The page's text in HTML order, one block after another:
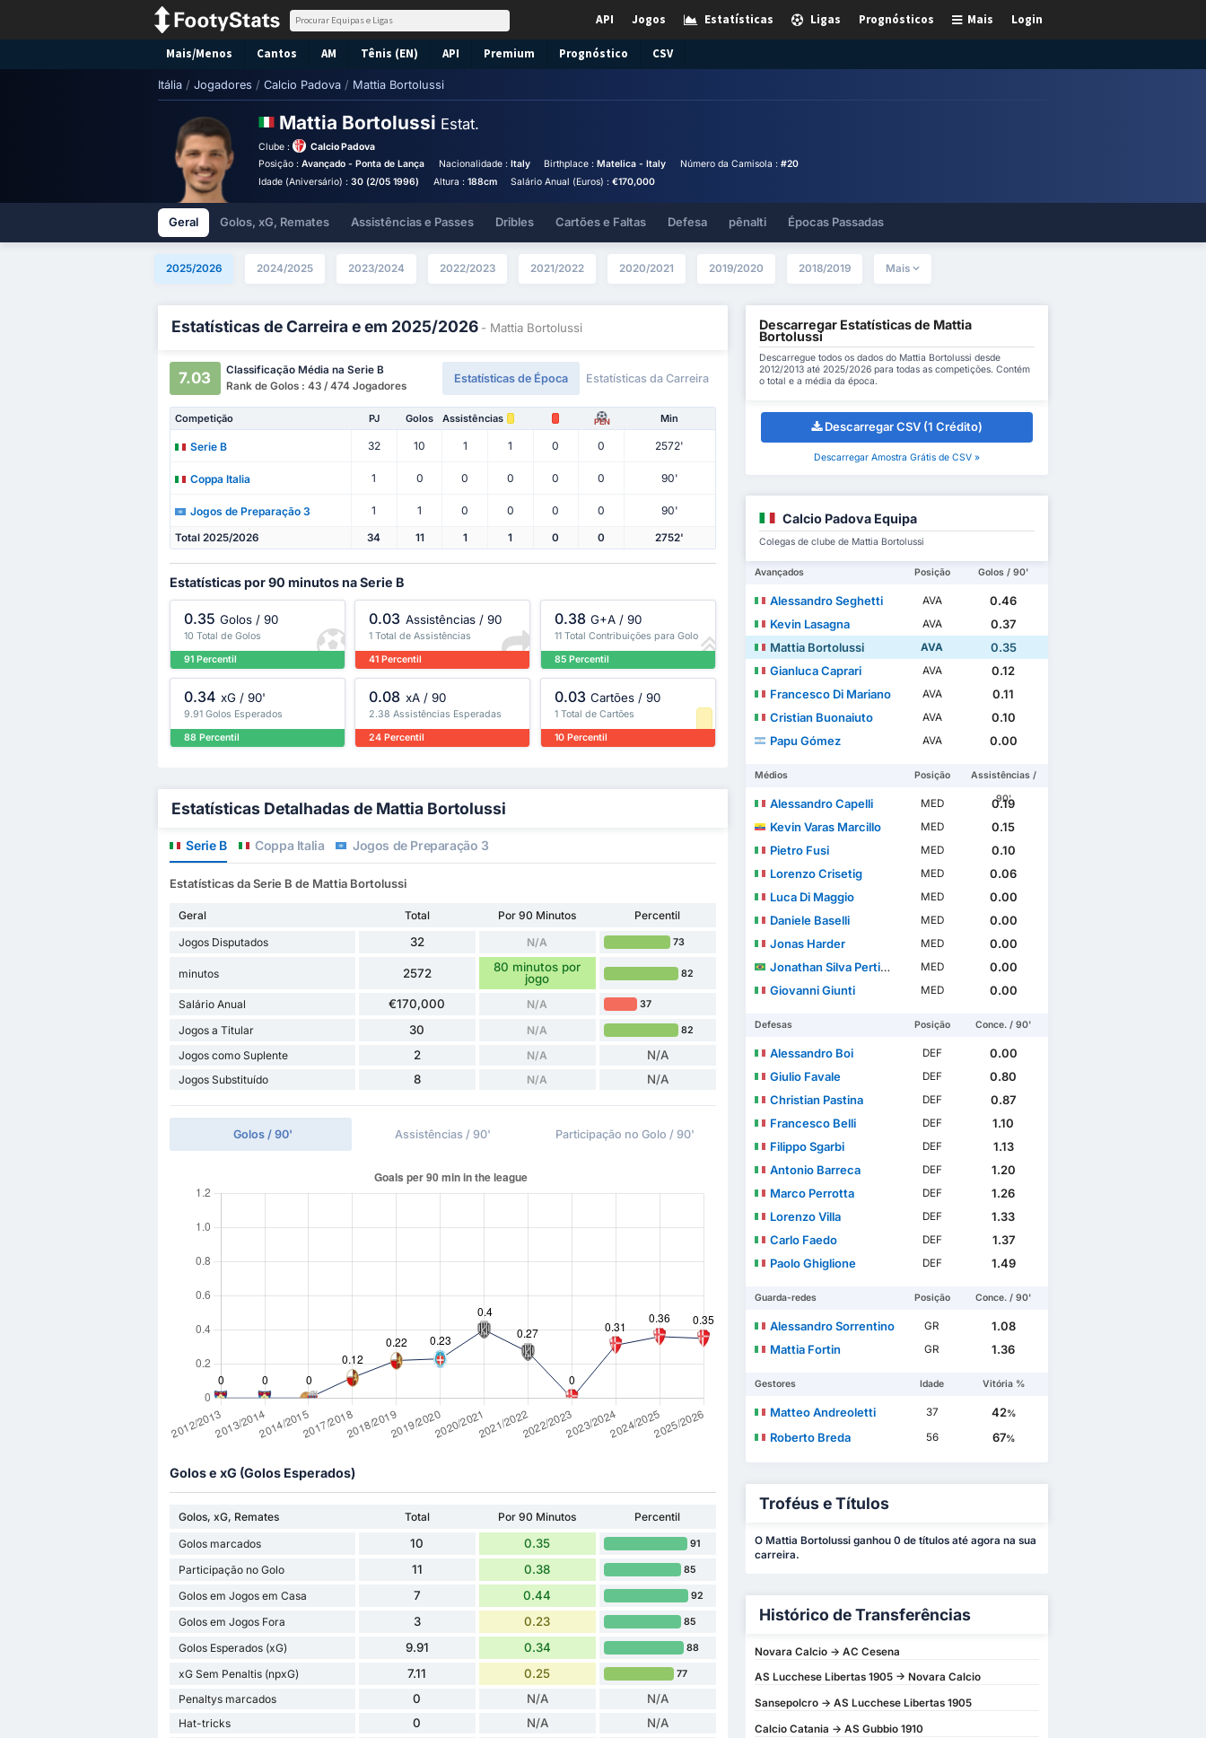
Login
Mais
Prognósticos
Ligas
Estatísticas
Jogos
API
Mais/Menos Cantos AM Tênis (EN) API Premium Prognóstico CSV
Itália / Jogadores / Calcio Padova / Mattia Bortolussi
Mattia Bortolussi Estat.
Clube :
Calcio Padova
Posição :Avançado - Ponta de Lança Nacionalidade : Italy Birthplace :Matelica - Italy Número da Camisola : #20
Idade (Aniversário) :30 (2/05 1996) Altura : 188cm Salário Anual (Euros) :€170,000
Geral Golos, xG, Remates Assistências e Passes Dribles Cartões e Faltas Defesa pênalti Épocas Passadas
2025/2026 2024/2025 2023/2024 2022/2023 2021/2022 2020/2021 2019/2020 2018/2019 Mais
Estatísticas de Carreira e em 2025/2026 - Mattia Bortolussi
7.03
Classificação Média na Serie B
Rank de Golos : 43 / 474 Jogadores
Estatísticas de Época Estatísticas da Carreira
Competição PJ Golos Assistências PEN Min
Serie B 32 10 1 1 0 0 2572'
Coppa Italia 1 0 0 0 0 0 90'
Jogos de Preparação 3 1 1 0 0 0 0 90'
Total 2025/2026 34 11 1 1 0 0 2752'
Estatísticas por 90 minutos na Serie B
0.35 Golos / 90
10 Total de Golos
91 Percentil
0.03 Assistências / 90
1 Total de Assistências
41 Percentil
0.38 G+A / 90
11 Total Contribuições para Golo
85 Percentil
0.34 xG / 90'
9.91 Golos Esperados
88 Percentil
0.08 xA / 90
2.38 Assistências Esperadas
24 Percentil
0.03 Cartões / 90
1 Total de Cartões
10 Percentil
Estatísticas Detalhadas de Mattia Bortolussi
Serie B Coppa Italia Jogos de Preparação 3
Estatísticas da Serie B de Mattia Bortolussi
Geral Total Por 90 Minutos
Percentil
Jogos Disputados
32 N/A 73
minutos 2572
80 minutos por
jogo
82
Salário Anual €170,000 N/A 37
Jogos a Titular 30 N/A 82
Jogos como Suplente 2 N/A N/A
Jogos Substituído 8 N/A N/A
Golos / 90' Assistências / 90' Participação no Golo / 90'
Golos e xG (Golos Esperados)
Golos, xG, Remates Total Por 90 Minutos
Percentil
Golos marcados
10 0.35 91
Participação no Golo 11 0.38 85
Golos em Jogos em Casa 7 0.44 92
Golos em Jogos Fora 3 0.23 85
Golos Esperados (xG) 9.91 0.34 88
xG Sem Penaltis (npxG) 7.11 0.25 77
Penaltys marcados 0 N/A N/A
Hat-tricks 0 N/A N/A
Descarregar Estatísticas de Mattia
Bortolussi
Descarregue todos os dados do Mattia Bortolussi desde
2012/2013 até 2025/2026 para todas as competições. Contém
o total e a média da época.
Descarregar CSV (1 Crédito)
Descarregar Amostra Grátis de CSV »
Calcio Padova Equipa
Colegas de clube de Mattia Bortolussi
Avançados Posição Golos / 90'
Alessandro Seghetti AVA
0.46
Kevin Lasagna
AVA
0.37
Mattia Bortolussi
AVA
0.35
Gianluca Caprari
AVA
0.12
Francesco Di Mariano
AVA
0.11
Cristian Buonaiuto
AVA
0.10
Papu Gómez
AVA 0.00
Médios Posição
Assistências /
90'
Alessandro Capelli MED
0.19
Kevin Varas Marcillo
MED
0.15
Pietro Fusi
MED
0.10
Lorenzo Crisetig
MED
0.06
Luca Di Maggio
MED
0.00
Daniele Baselli
MED
0.00
Jonas Harder
MED
0.00
Jonathan Silva Pertinhes
MED
0.00
Giovanni Giunti
MED 0.00
Defesas Posição Conce. / 90'
Alessandro Boi DEF
0.00
Giulio Favale
DEF
0.80
Christian Pastina
DEF
0.87
Francesco Belli
DEF
1.10
Filippo Sgarbi
DEF
1.13
Antonio Barreca
DEF
1.20
Marco Perrotta
DEF
1.26
Lorenzo Villa
DEF
1.33
Carlo Faedo
DEF
1.37
Paolo Ghiglione
DEF 1.49
Guarda-redes Posição Conce. / 90'
Alessandro Sorrentino GR
1.08
Mattia Fortin
GR 1.36
Gestores Idade Vitória %
Matteo Andreoletti 37 42%
Roberto Breda 56 67%
Troféus e Títulos
O Mattia Bortolussi ganhou 0 de títulos até agora na sua
carreira.
Histórico de Transferências
Novara Calcio -> AC Cesena
AS Lucchese Libertas 1905 -> Novara Calcio
Sansepolcro -> AS Lucchese Libertas 1905
Calcio Catania -> AS Gubbio 1910